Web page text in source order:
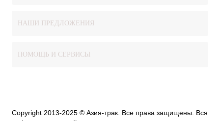
НАШИ ПРЕДЛОЖЕНИЯ
ПОМОЩЬ И СЕРВИСЫ
Copyright 2013-2025 © Азия-трак. Все права защищены. Вся